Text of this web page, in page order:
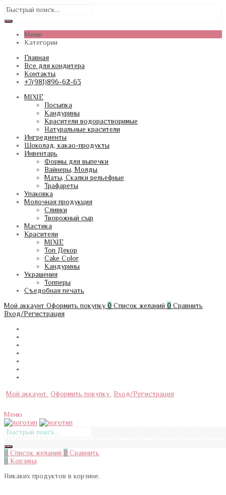
Меню
Категории
Главная
Все для кондитера
Контакты
+7(981)896-62-63
MIXIE
Посыпка
Кандурины
Красители водорастворимые
Натуральные красители
Ингредиенты
Шоколад, какао-продукты
Инвентарь
Формы для выпечки
Вайнеры, Молды
Маты, Скалки рельефные
Трафареты
Упаковка
Молочная продукция
Сливки
Творожный сыр
Мастика
Красители
MIXIE
Топ Декор
Cake Color
Кандурины
Украшения
Топперы
Съедобная печать
Мой аккаунт Оформить покупку 0 Список желаний 0 Сравнить
Вход/Регистрация
Мой аккаунт Оформить покупку Вход/Регистрация
Меню
0 Список желаний 0 Сравнить
0 Корзина
Никаких продуктов в корзине.